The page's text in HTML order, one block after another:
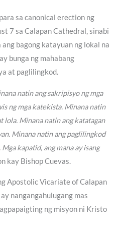
sa canonical erection ng
7 sa Calapan Cathedral, sinabi
bagong katayuan ng lokal na
bunga ng mahabang
at paglilingkod.
natin ang sakripisyo ng mga
ng mga katekista. Minana natin
lola. Minana natin ang katatagan
Minana natin ang paglilingkod
kapatid, ang mana ay isang
kay Bishop Cuevas.
Apostolic Vicariate of Calapan
nangangahulugang mas
ng misyon ni Kristo